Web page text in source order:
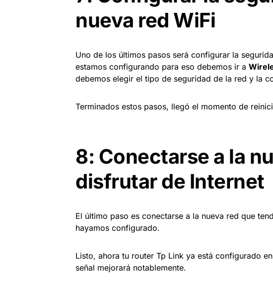
nueva red WiFi
Uno de los últimos pasos será configurar la
estamos configurando para eso debemos ir a
debemos elegir el tipo de seguridad de la red y la
Terminados estos pasos, llegó el momento de
8: Conectarse a la
disfrutar de Internet
El último paso es conectarse a la nueva red que
hayamos configurado.
Listo, ahora tu router Tp Link ya está configurado
señal mejorará notablemente.